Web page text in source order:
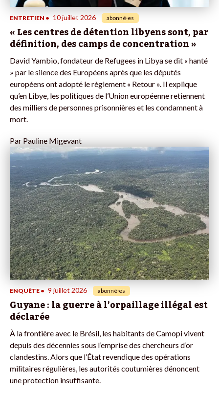
ENTRETIEN • 10 juillet 2026 abonné·es
« Les centres de détention libyens sont, par
définition, des camps de concentration »
David Yambio, fondateur de Refugees in Libya se dit « hanté
» par le silence des Européens après que les députés
européens ont adopté le règlement « Retour ». Il explique
qu’en Libye, les politiques de l’Union européenne retiennent
des milliers de personnes prisonnières et les condamnent à
mort.
Par Pauline Migevant
ENQUÊTE • 9 juillet 2026 abonné·es
Guyane : la guerre à l’orpaillage illégal est
déclarée
À la frontière avec le Brésil, les habitants de Camopi vivent
depuis des décennies sous l’emprise des chercheurs d’or
clandestins. Alors que l’État revendique des opérations
militaires régulières, les autorités coutumières dénoncent
une protection insuffisante.